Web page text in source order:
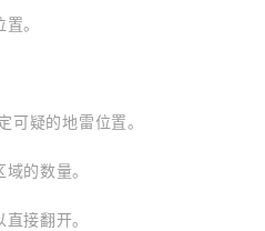
。
可疑的地雷位置。
的数量。
接翻开。